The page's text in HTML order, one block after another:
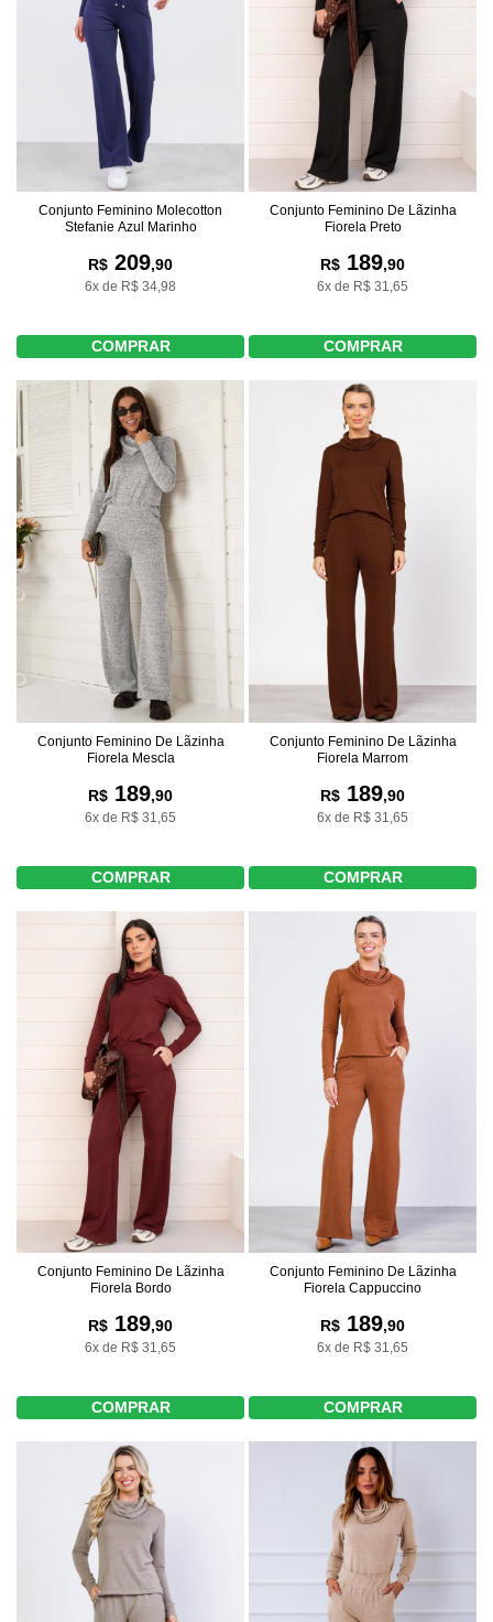
Conjunto Feminino Molecotton
Stefanie Azul Marinho
R$ 209,90
6x de R$ 34,98
COMPRAR
Conjunto Feminino De Lãzinha
Fiorela Preto
R$ 189,90
6x de R$ 31,65
COMPRAR
Conjunto Feminino De Lãzinha
Fiorela Mescla
R$ 189,90
6x de R$ 31,65
COMPRAR
Conjunto Feminino De Lãzinha
Fiorela Marrom
R$ 189,90
6x de R$ 31,65
COMPRAR
Conjunto Feminino De Lãzinha
Fiorela Bordo
R$ 189,90
6x de R$ 31,65
COMPRAR
Conjunto Feminino De Lãzinha
Fiorela Cappuccino
R$ 189,90
6x de R$ 31,65
COMPRAR